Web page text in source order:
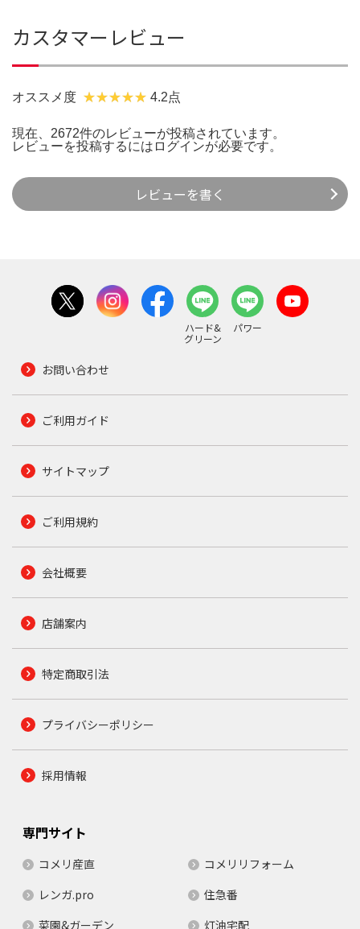
カスタマーレビュー
オススメ度 4.2点
現在、2672件のレビューが投稿されています。
レビューを投稿するには ログインが必要です。
レビューを書く
ハード&
グリーン
パワー
お問い合わせ
ご利用ガイド
サイトマップ
ご利用規約
会社概要
店舗案内
特定商取引法
プライバシーポリシー
採用情報
専門サイト
コメリ産直
コメリリフォーム
レンガ.pro
住急番
菜園&ガーデン
灯油宅配